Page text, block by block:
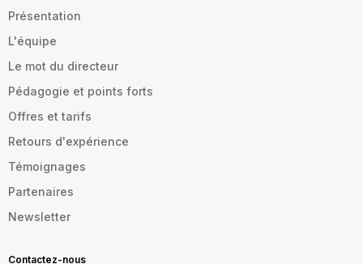
Présentation
L'équipe
Le mot du directeur
Pédagogie et points forts
Offres et tarifs
Retours d'expérience
Témoignages
Partenaires
Newsletter
Contactez-nous